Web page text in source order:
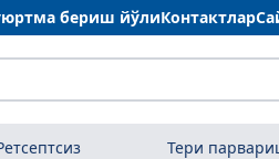
бериш йўлиКонтактлар
Тери